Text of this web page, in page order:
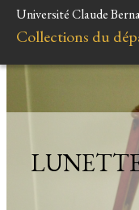
Université Claude
Collections du